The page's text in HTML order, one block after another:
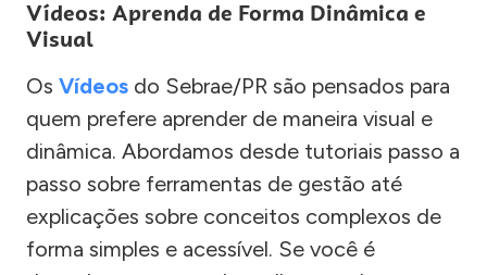
Vídeos: Aprenda de Forma Dinâmica e
Visual
Os Vídeos do Sebrae/PR são pensados para
quem prefere aprender de maneira visual e
dinâmica. Abordamos desde tutoriais passo a
passo sobre ferramentas de gestão até
explicações sobre conceitos complexos de
forma simples e acessível. Se você é